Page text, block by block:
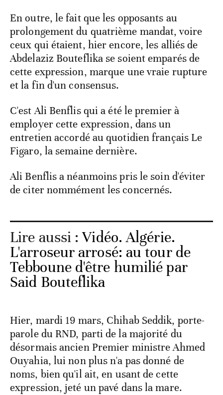
En outre, le fait que les opposants au
prolongement du quatrième mandat, voire
ceux qui étaient, hier encore, les alliés de
Abdelaziz Bouteflika se soient emparés de
cette expression, marque une vraie rupture
et la fin d'un consensus.
C'est Ali Benflis qui a été le premier à
employer cette expression, dans un
entretien accordé au quotidien français Le
Figaro, la semaine dernière.
Ali Benflis a néanmoins pris le soin d'éviter
de citer nommément les concernés.
Lire aussi :Vidéo. Algérie.
L'arroseur arrosé: au tour de
Tebboune d'être humilié par
Said Bouteflika
Hier, mardi 19 mars, Chihab Seddik, porte-
parole du RND, parti de la majorité du
désormais ancien Premier ministre Ahmed
Ouyahia, lui non plus n'a pas donné de
noms, bien qu'il ait, en usant de cette
expression, jeté un pavé dans la mare.